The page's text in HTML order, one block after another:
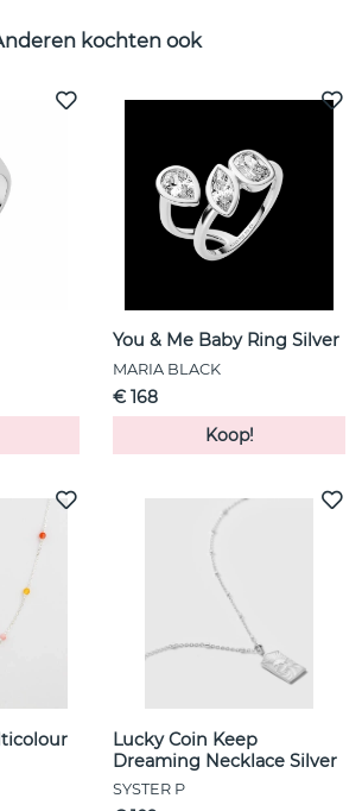
kochten ook
You & Me Baby Ring Silver
MARIA BLACK
€ 168
Koop!
Lucky Coin Keep
Dreaming Necklace Silver
SYSTER P